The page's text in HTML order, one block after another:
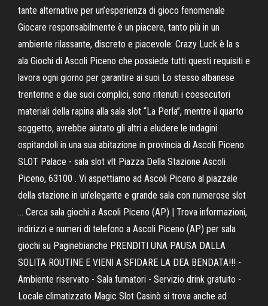
tante alternative per un’esperienza di gioco fenomenale
Giocare responsabilmente è un piacere, tanto più in un
ambiente rilassante, discreto e piacevole: Crazy Luck è la s
ala Giochi di Ascoli Piceno che possiede tutti questi requisiti e
lavora ogni giorno per garantire ai suoi Lo stesso albanese
trentenne e due suoi complici, sono ritenuti i coesecutori
materiali della rapina alla sala slot “La Perla”, mentre il quarto
soggetto, avrebbe aiutato gli altri a eludere le indagini
ospitandoli in una sua abitazione in provincia di Ascoli Piceno.
SLOT Palace - sala slot vlt Piazza Della Stazione Ascoli
Piceno, 63100 . Vi aspettiamo ad Ascoli Piceno al piazzale
della stazione in un'elegante e grande sala con numerose slot
… Cerca sala giochi a Ascoli Piceno (AP) | Trova informazioni,
indirizzi e numeri di telefono a Ascoli Piceno (AP) per sala
giochi su Paginebianche PRENDITI UNA PAUSA DALLA
SOLITA ROUTINE E VIENI A SFIDARE LA DEA BENDATA!!! -
Ambiente riservato - Sala fumatori - Servizio drink gratuito -
Locale climatizzato Magic Slot Casinò si trova anche ad